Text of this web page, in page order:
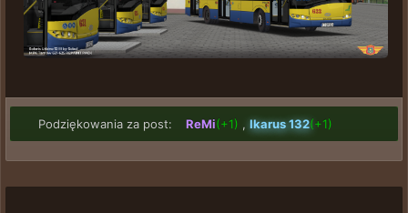
Podziękowania za post: ReMi(+1) , Ikarus 132(+1)